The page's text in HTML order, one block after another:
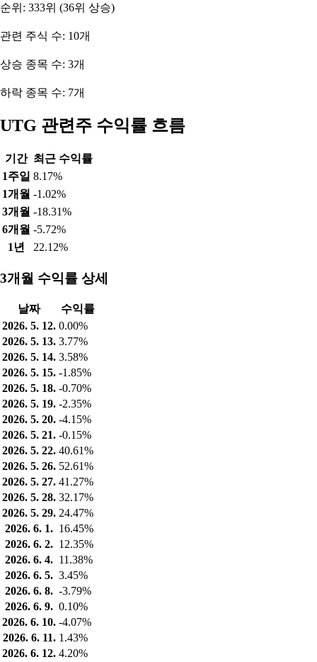
순위: 333위 (36위 상승)
관련 주식 수: 10개
상승 종목 수: 3개
하락 종목 수: 7개
UTG 관련주 수익률 흐름
기간 최근 수익률
1주일 8.17%
1개월 -1.02%
3개월 -18.31%
6개월 -5.72%
1년
22.12%
3개월 수익률 상세
날짜
수익률
2026. 5. 12. 0.00%
2026. 5. 13. 3.77%
2026. 5. 14. 3.58%
2026. 5. 15. -1.85%
2026. 5. 18. -0.70%
2026. 5. 19. -2.35%
2026. 5. 20. -4.15%
2026. 5. 21. -0.15%
2026. 5. 22. 40.61%
2026. 5. 26. 52.61%
2026. 5. 27. 41.27%
2026. 5. 28. 32.17%
2026. 5. 29. 24.47%
2026. 6. 1. 16.45%
2026. 6. 2. 12.35%
2026. 6. 4. 11.38%
2026. 6. 5. 3.45%
2026. 6. 8. -3.79%
2026. 6. 9. 0.10%
2026. 6. 10. -4.07%
2026. 6. 11. 1.43%
2026. 6. 12. 4.20%